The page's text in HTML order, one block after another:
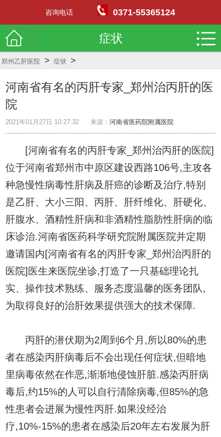
症状
郑州乙肝医院 > 症状 >
河南省有名的丙肝专家_郑州治丙肝的医
院
2021年01月27日 10:27:32 来源：河南省医药院附属医院
[河南省有名的丙肝专家_郑州治丙肝的医院]
位于河南省郑州市中原区建设西路106号,主攻各
种急慢性病毒性肝病及肝癌的诊断及治疗,特别
是乙肝、大小三阳、丙肝、肝纤维化、肝硬化、
肝腹水、酒精性肝病和非酒精性脂肪性肝病的临
床诊治.河南省医药科学研究院附属医院并定期
邀请国内[河南省有名的丙肝专家_郑州治丙肝的
医院]医生来医院坐诊,打造了一只基础理论扎
实、操作技术熟练、服务态度温馨的医务团队,
为取得良好的治肝效果提供强大的技术保障.
丙肝的潜伏期为2周到6个月,所以80%的患
者在感染丙肝病毒后不会出现任何症状,但暗地
里病毒依然在作恶,渐渐地侵蚀肝脏.感染丙肝病
毒后,约15%的人可以自行清除病毒,但85%的急
性患者会进展为慢性丙肝.如果没经治
疗,10%-15%的患者在感染后20年左右发展为肝
咨询电话 0371-55365124